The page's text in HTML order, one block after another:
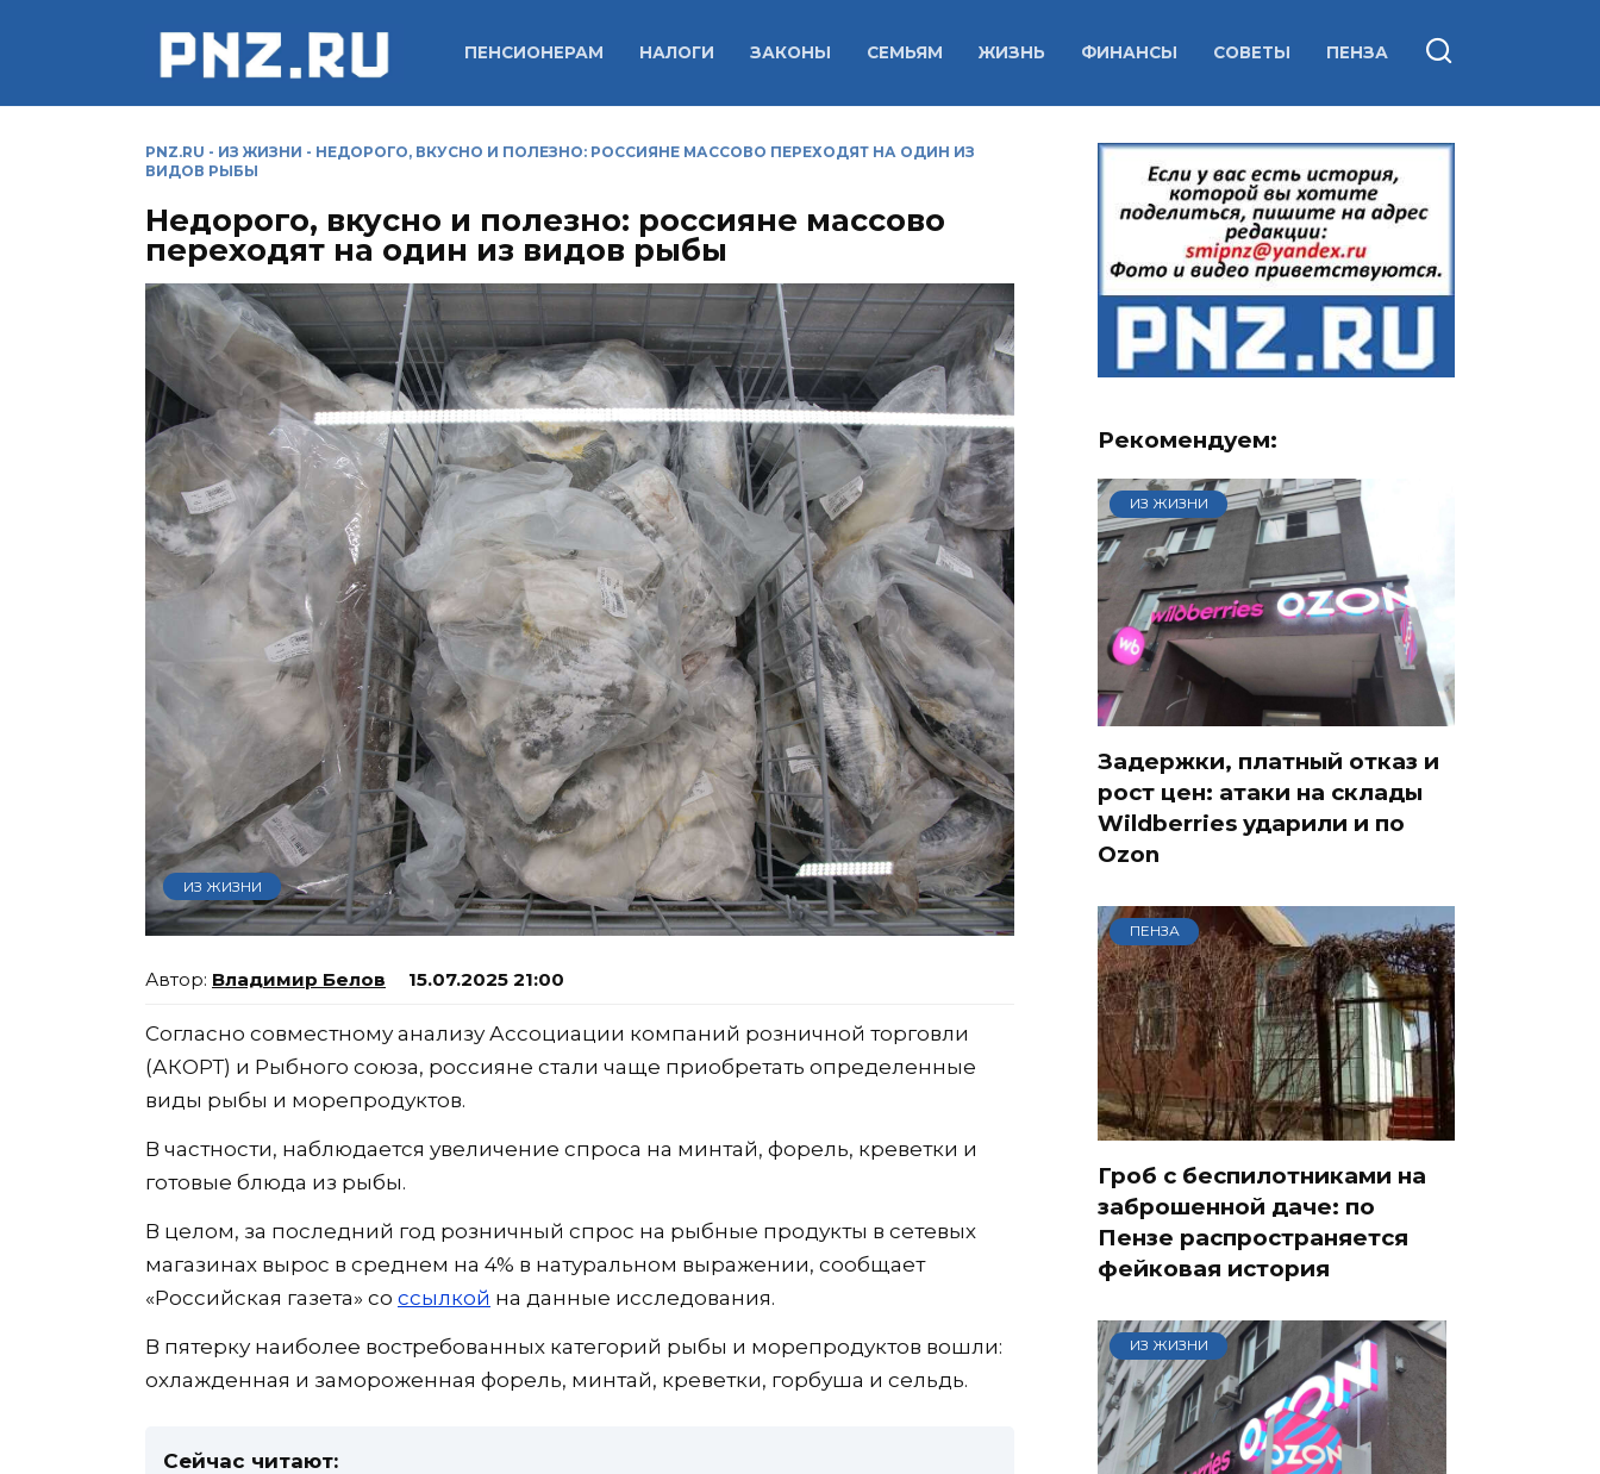
ПЕНСИОНЕРАМ НАЛОГИ ЗАКОНЫ СЕМЬЯМ ЖИЗНЬ ФИНАНСЫ СОВЕТЫ ПЕНЗА
PNZ.RU - ИЗ ЖИЗНИ - НЕДОРОГО, ВКУСНО И ПОЛЕЗНО: РОССИЯНЕ МАССОВО ПЕРЕХОДЯТ НА ОДИН ИЗ
ВИДОВ РЫБЫ
Недорого, вкусно и полезно: россияне массово
переходят на один из видов рыбы
ИЗ ЖИЗНИ
Владимир Белов 15.07.2025 21:00
Согласно совместному анализу Ассоциации компаний розничной торговли
(АКОРТ) и Рыбного союза, россияне стали чаще приобретать определенные
виды рыбы и морепродуктов.
В частности, наблюдается увеличение спроса на минтай, форель, креветки и
готовые блюда из рыбы.
В целом, за последний год розничный спрос на рыбные продукты в сетевых
магазинах вырос в среднем на 4% в натуральном выражении, сообщает
«Российская газета» со ссылкой на данные исследования.
В пятерку наиболее востребованных категорий рыбы и морепродуктов вошли:
охлажденная и замороженная форель, минтай, креветки, горбуша и сельдь.
Сейчас читают:
Рекомендуем:
ИЗ ЖИЗНИ
Задержки, платный отказ и
рост цен: атаки на склады
Wildberries ударили и по
Ozon
ПЕНЗА
Гроб с беспилотниками на
заброшенной даче: по
Пензе распространяется
фейковая история
ИЗ ЖИЗНИ